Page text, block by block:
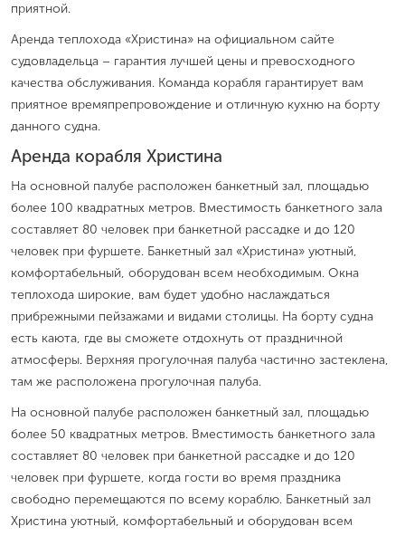
приятной.
Аренда теплохода «Христина» на официальном сайте
судовладельца – гарантия лучшей цены и превосходного
качества обслуживания. Команда корабля гарантирует вам
приятное времяпрепровождение и отличную кухню на борту
данного судна.
Аренда корабля Христина
На основной палубе расположен банкетный зал, площадью
более 100 квадратных метров. Вместимость банкетного зала
составляет 80 человек при банкетной рассадке и до 120
человек при фуршете. Банкетный зал «Христина» уютный,
комфортабельный, оборудован всем необходимым. Окна
теплохода широкие, вам будет удобно наслаждаться
прибрежными пейзажами и видами столицы. На борту судна
есть каюта, где вы сможете отдохнуть от праздничной
атмосферы. Верхняя прогулочная палуба частично застеклена,
там же расположена прогулочная палуба.
На основной палубе расположен банкетный зал, площадью
более 50 квадратных метров. Вместимость банкетного зала
составляет 80 человек при банкетной рассадке и до 120
человек при фуршете, когда гости во время праздника
свободно перемещаются по всему кораблю. Банкетный зал
Христина уютный, комфортабельный и оборудован всем